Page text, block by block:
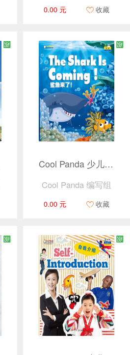
0.00 元 收藏
Cool Panda 少儿汉语教学资源2 · 动物 · 鲨鱼来了！（捆绑产品）
Cool Panda 编写组
0.00 元 收藏